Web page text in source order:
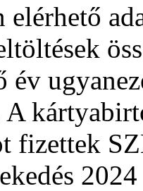
elérhető
év
fizettek